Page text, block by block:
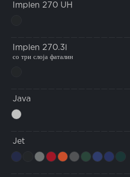
Implen 270 UH
Implen 270.3l
со три слоја фаталин
Java
Jet